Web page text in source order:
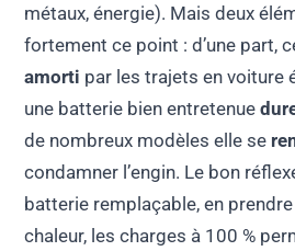
métaux, énergie). Mais deux
fortement ce point : d’une part,
amorti par les trajets en voiture
une batterie bien entretenue
de nombreux modèles elle se
condamner l’engin. Le bon
batterie remplaçable, en
chaleur, les charges à 100 %